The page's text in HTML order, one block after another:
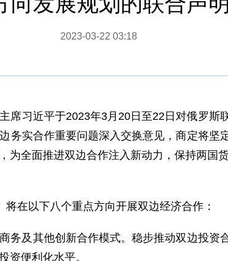
2023-03-22 03:18
席习近平于2023年3月20日至22日对俄罗斯
务实合作重要问题深入交换意见，商定将坚
为全面推进双边合作注入新动力，保持两国
在以下八个重点方向开展双边经济合作：
务及其他创新合作模式。稳步推动双边投资
资便利化水平。